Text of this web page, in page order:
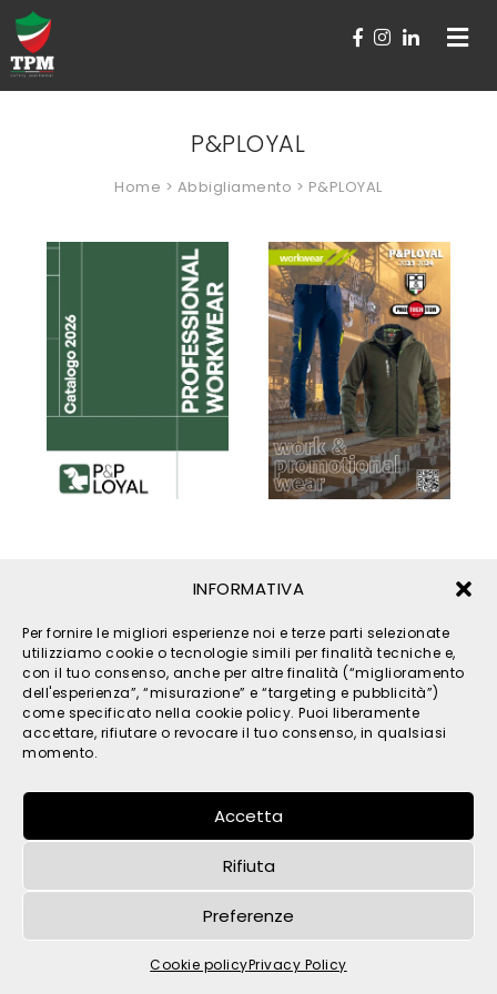
INFORMATIVA
Per fornire le migliori esperienze noi e terze parti selezionate
utilizziamo cookie o tecnologie simili per finalità tecniche e,
con il tuo consenso, anche per altre finalità (“miglioramento
dell'esperienza”, “misurazione” e “targeting e pubblicità”)
come specificato nella cookie policy. Puoi liberamente
accettare, rifiutare o revocare il tuo consenso, in qualsiasi
momento.
Accetta
Rifiuta
Preferenze
Cookie policyPrivacy Policy
Toggle
P&PLOYAL
Home > Abbigliamento > P&PLOYAL
© 2026 TPM s.r.l. - All Rights Reserved - C.F. e P. IVA
IT05121480262 -privacy-cookies- by